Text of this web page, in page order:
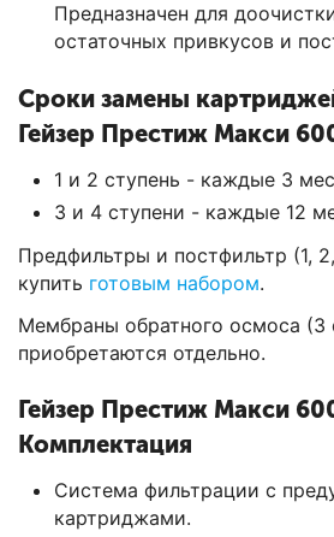
Предназначен для
остаточных привкусов и
Сроки замены
Гейзер Престиж Макси
1 и 2 ступень - каждые 3
3 и 4 ступени - каждые 12
Предфильтры и постфильтр (1,
купить готовым набором.
Мембраны обратного осмоса (3
приобретаются отдельно.
Гейзер Престиж Макси
Комплектация
Система фильтрации с
картриджами.